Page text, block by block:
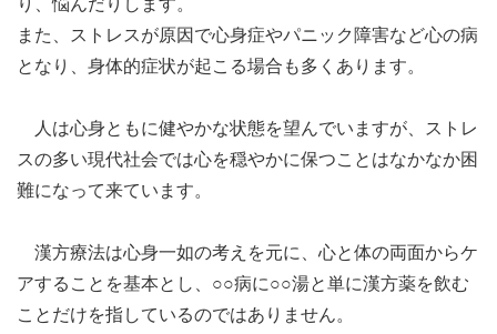
また、ストレスが原因で心身症やパニック障害など心の病
となり、身体的症状が起こる場合も多くあります。
人は心身ともに健やかな状態を望んでいますが、ストレ
スの多い現代社会では心を穏やかに保つことはなかなか困
難になって来ています。
漢方療法は心身一如の考えを元に、心と体の両面からケ
アすることを基本とし、○○病に○○湯と単に漢方薬を飲む
ことだけを指しているのではありません。